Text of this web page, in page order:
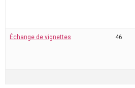
Échange de vignettes 46